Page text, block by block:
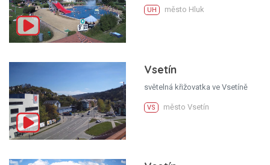
UH město Hluk
Vsetín
světelná křižovatka ve Vsetíně
VS město Vsetín